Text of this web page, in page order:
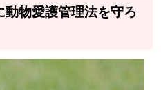
物愛護管理法を守ろ